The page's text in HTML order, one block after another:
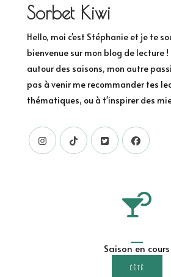
Sorbet Kiwi
Hello, moi c'est Stéphanie et je te
bienvenue sur mon blog de lecture
autour des saisons, mon autre
pas à venir me recommander tes
thématiques, ou à t'inspirer des
Saison en cours
L'ÉTÉ